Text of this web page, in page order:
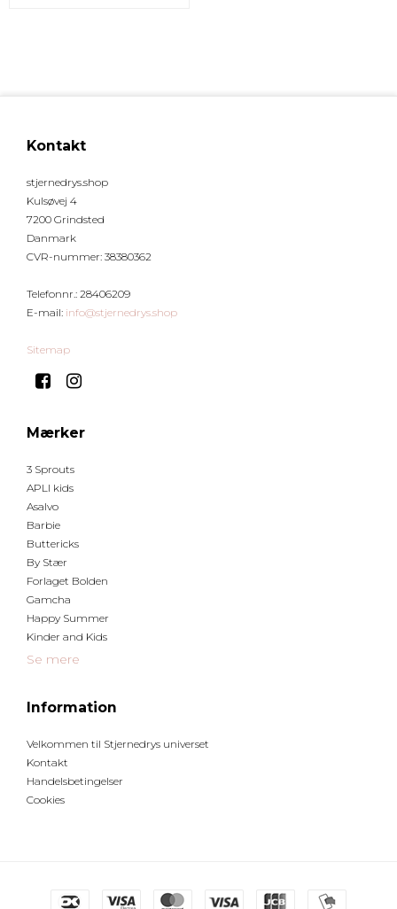
Kontakt
stjernedrys.shop
Kulsøvej 4
7200 Grindsted
Danmark
CVR-nummer: 38380362
Telefonnr. : 28406209
E-mail: info@stjernedrys.shop
Sitemap
Mærker
3 Sprouts
APLI kids
Asalvo
Barbie
Buttericks
By Stær
Forlaget Bolden
Gamcha
Happy Summer
Kinder and Kids
Se mere
Information
Velkommen til Stjernedrys universet
Kontakt
Handelsbetingelser
Cookies